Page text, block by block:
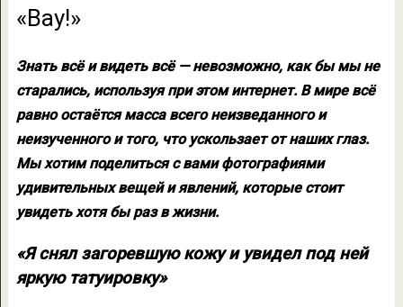
«Вау!»
Знать всё и видеть всё — невозможно, как бы мы не
старались, используя при этом интернет. В мире всё
равно остаётся масса всего неизведанного и
неизученного и того, что ускользает от наших глаз.
Мы хотим поделиться с вами фотографиями
удивительных вещей и явлений, которые стоит
увидеть хотя бы раз в жизни.
«Я снял загоревшую кожу и увидел под ней
яркую татуировку»